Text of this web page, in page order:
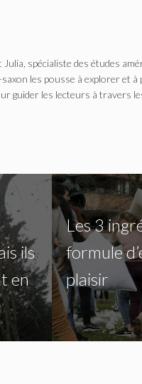
spécialiste des études
les pousse à explorer et
guider les lecteurs à travers
ils
en
Les 3
formule
plaisir